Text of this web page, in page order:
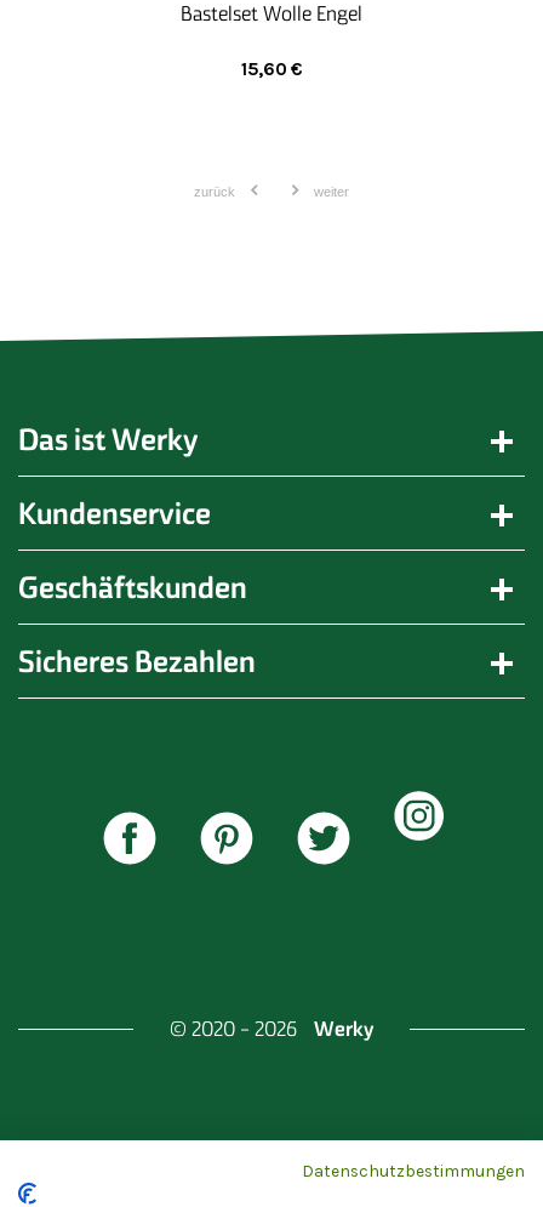
Bastelset Wolle Engel
15,60 €
zurück weiter
Das ist Werky
Kundenservice
Geschäftskunden
Sicheres Bezahlen
© 2020 - 2026 Werky
Datenschutzbestimmungen